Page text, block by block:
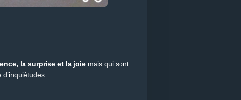
la surprise et la joiemais qui sont